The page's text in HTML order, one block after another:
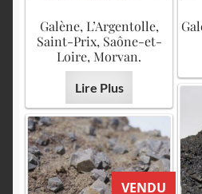
Galène, L’Argentolle,
Saint-Prix, Saône-et-
Loire, Morvan.
Lire Plus
VENDU